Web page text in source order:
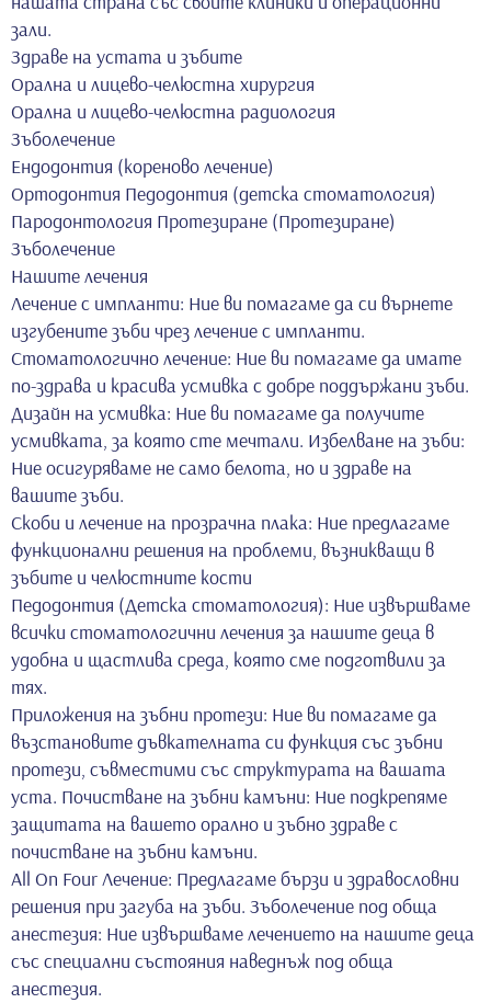
зали.
Здраве на устата и зъбите
Орална и лицево-челюстна хирургия
Орална и лицево-челюстна радиология
Зъболечение
Ендодонтия (кореново лечение)
Ортодонтия Педодонтия (детска стоматология)
Пародонтология Протезиране (Протезиране)
Зъболечение
Нашите лечения
Лечение с импланти: Ние ви помагаме да си върнете
изгубените зъби чрез лечение с импланти.
Стоматологично лечение: Ние ви помагаме да имате
по-здрава и красива усмивка с добре поддържани зъби.
Дизайн на усмивка: Ние ви помагаме да получите
усмивката, за която сте мечтали. Избелване на зъби:
Ние осигуряваме не само белота, но и здраве на
вашите зъби.
Скоби и лечение на прозрачна плака: Ние предлагаме
функционални решения на проблеми, възникващи в
зъбите и челюстните кости
Педодонтия (Детска стоматология): Ние извършваме
всички стоматологични лечения за нашите деца в
удобна и щастлива среда, която сме подготвили за
тях.
Приложения на зъбни протези: Ние ви помагаме да
възстановите дъвкателната си функция със зъбни
протези, съвместими със структурата на вашата
уста. Почистване на зъбни камъни: Ние подкрепяме
защитата на вашето орално и зъбно здраве с
почистване на зъбни камъни.
All On Four Лечение: Предлагаме бързи и здравословни
решения при загуба на зъби. Зъболечение под обща
анестезия: Ние извършваме лечението на нашите деца
със специални състояния наведнъж под обща
анестезия.